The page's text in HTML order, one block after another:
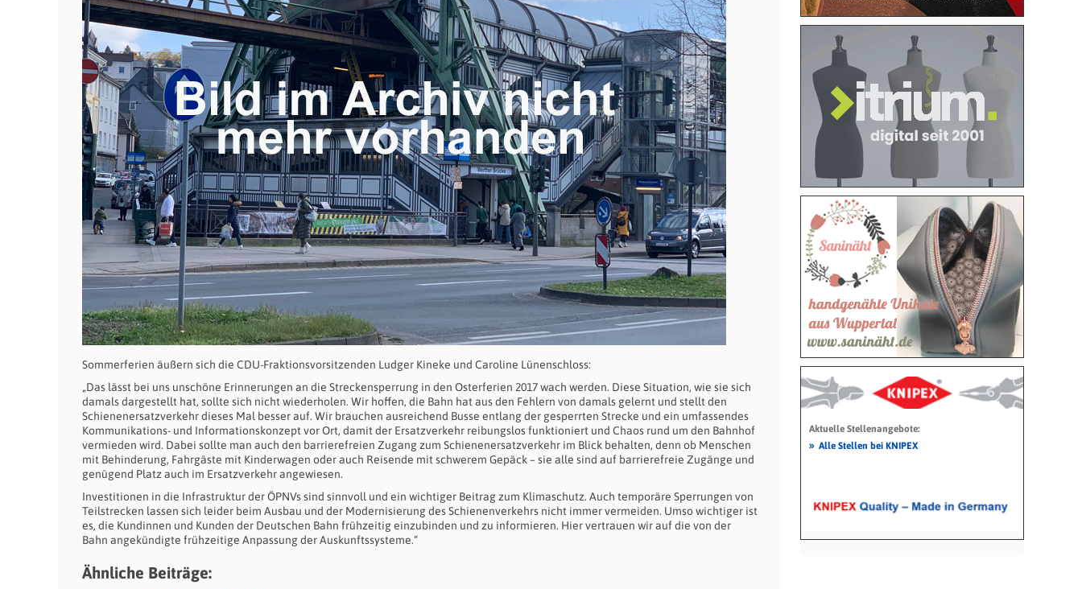
Sommerferien äußern sich die CDU-Fraktionsvorsitzenden Ludger Kineke und Caroline Lünenschloss:
„Das lässt bei uns unschöne Erinnerungen an die Streckensperrung in den Osterferien 2017 wach werden. Diese Situation, wie sie sich
damals dargestellt hat, sollte sich nicht wiederholen. Wir hoffen, die Bahn hat aus den Fehlern von damals gelernt und stellt den
Schienenersatzverkehr dieses Mal besser auf. Wir brauchen ausreichend Busse entlang der gesperrten Strecke und ein umfassendes
Kommunikations- und Informationskonzept vor Ort, damit der Ersatzverkehr reibungslos funktioniert und Chaos rund um den Bahnhof
vermieden wird. Dabei sollte man auch den barrierefreien Zugang zum Schienenersatzverkehr im Blick behalten, denn ob Menschen
mit Behinderung, Fahrgäste mit Kinderwagen oder auch Reisende mit schwerem Gepäck – sie alle sind auf barrierefreie Zugänge und
genügend Platz auch im Ersatzverkehr angewiesen.
Investitionen in die Infrastruktur der ÖPNVs sind sinnvoll und ein wichtiger Beitrag zum Klimaschutz. Auch temporäre Sperrungen von
Teilstrecken lassen sich leider beim Ausbau und der Modernisierung des Schienenverkehrs nicht immer vermeiden. Umso wichtiger ist
es, die Kundinnen und Kunden der Deutschen Bahn frühzeitig einzubinden und zu informieren. Hier vertrauen wir auf die von der
Bahn angekündigte frühzeitige Anpassung der Auskunftssysteme.“
Ähnliche Beiträge:
Aktuelle Stellenangebote:
» Alle Stellen bei KNIPEX